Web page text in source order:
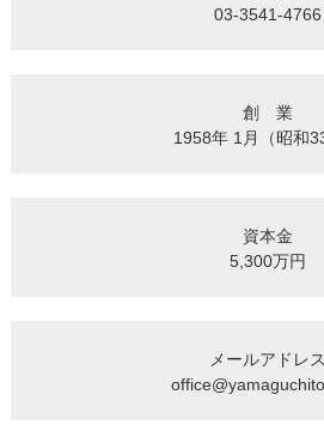
03-3541-4766
創　業
1958年 1月（昭和
資本金
5,300万円
メールアドレス